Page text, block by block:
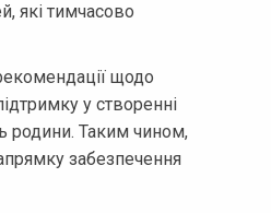
які тимчасово
щодо
у створенні
родини. Таким чином,
забезпечення